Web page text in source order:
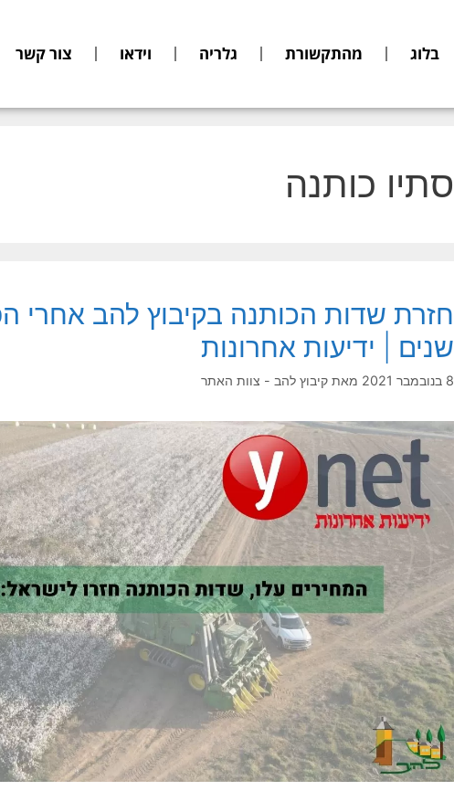
בלוג מהתקשורת גלריה וידאו צור קשר
סתיו כותנה
שנים | ידיעות אחרונות
8 בנובמבר 2021 מאתקיבוץ להב - צוות האתר